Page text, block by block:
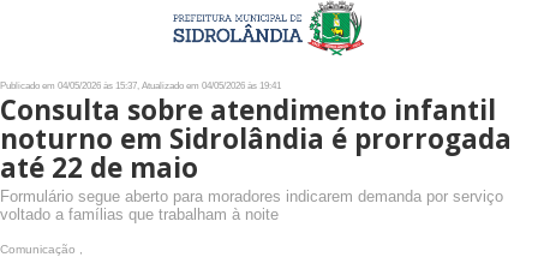
Publicado em 04/05/2026 às 15:37, Atualizado em 04/05/2026 às 19:41
Consulta sobre atendimento infantil
noturno em Sidrolândia é prorrogada
até 22 de maio
Formulário segue aberto para moradores indicarem demanda por serviço
voltado a famílias que trabalham à noite
Comunicação ,